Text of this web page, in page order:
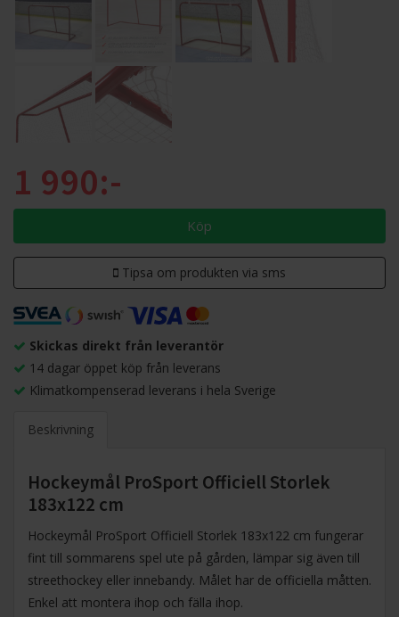
1 990:-
Köp
Tipsa om produkten via sms
Skickas direkt från leverantör
14 dagar öppet köp från leverans
Klimatkompenserad leverans i hela Sverige
Beskrivning
Hockeymål ProSport Officiell Storlek
183x122 cm
Hockeymål ProSport Officiell Storlek 183x122 cm fungerar
fint till sommarens spel ute på gården, lämpar sig även till
streethockey eller innebandy. Målet har de officiella måtten.
Enkel att montera ihop och fälla ihop.